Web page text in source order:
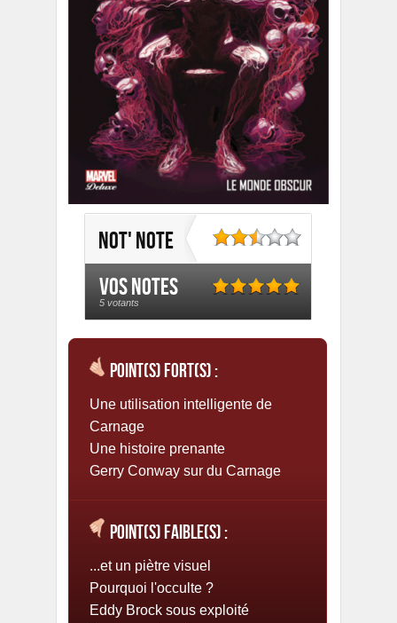
Not' note
Vos notes
5 votants
Point(s) fort(s) :
Une utilisation intelligente de
Carnage
Une histoire prenante
Gerry Conway sur du Carnage
Point(s) faible(s) :
...et un piètre visuel
Pourquoi l'occulte ?
Eddy Brock sous exploité